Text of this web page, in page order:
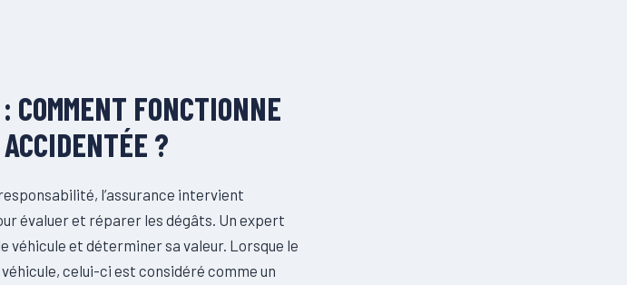
FONCTIONNE
?
l’assurance intervient
évaluer et réparer les dégâts. Un expert
véhicule et déterminer sa valeur. Lorsque le
celui-ci est considéré comme un